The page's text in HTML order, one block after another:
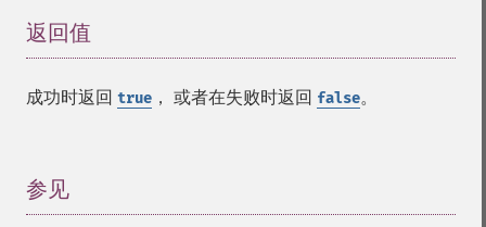
返回值
成功时返回 true ， 或者在失败时返回 false。
参见